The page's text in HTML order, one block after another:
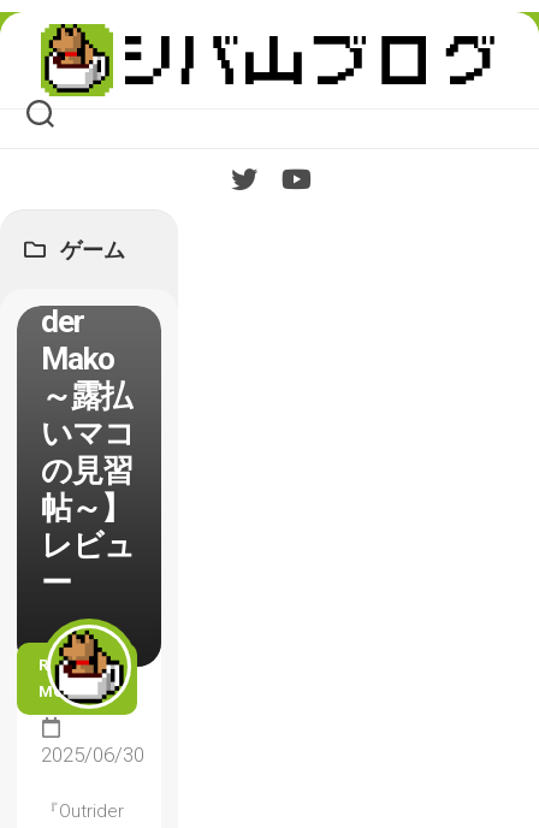
Skip
content
ゲーム
der
Mako
～露払
いマコ
の見習
帖～】
レビュ
ー
READ
MORE
2025/06/30
『Outrider